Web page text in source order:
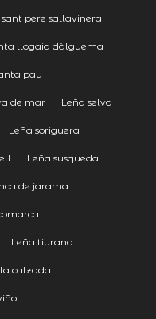
sant pere sallavinera
llogaia dàlguema
pau
de mar Leña selva
Leña soriguera
Leña susqueda
de jarama
Leña tiurana
calzada